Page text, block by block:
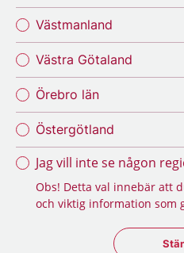
Västmanland
Västra Götaland
Örebro län
Östergötland
Jag vill inte se någon
Obs! Detta val innebär att
och viktig information som